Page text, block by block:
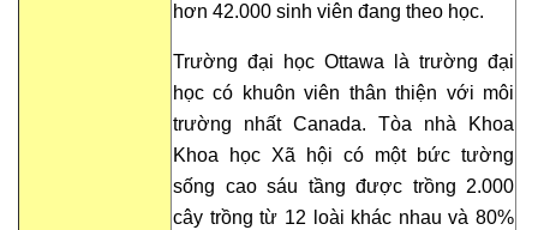
hơn 42.000 sinh viên đang theo học.
Trường đại học Ottawa là trường đại
học có khuôn viên thân thiện với môi
trường nhất Canada. Tòa nhà Khoa
Khoa học Xã hội có một bức tường
sống cao sáu tầng được trồng 2.000
cây trồng từ 12 loài khác nhau và 80%